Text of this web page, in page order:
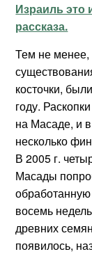
Израиль это
рассказа.
Тем не менее,
косточки,
году.
на Масаде, и
несколько
В 2005 г.
Масады
восемь
древних
появилось,